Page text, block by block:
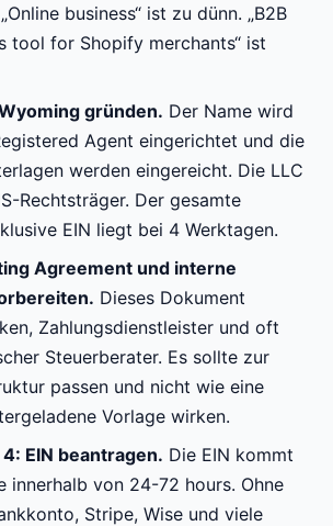
business“ ist zu dünn. „B2B
tool for Shopify merchants“ ist
gründen. Der Name wird
Agent eingerichtet und die
werden eingereicht. Die LLC
Rechtsträger. Der gesamte
EIN liegt bei 4 Werktagen.
Agreement und interne
Dieses Dokument
Zahlungsdienstleister und oft
Steuerberater. Es sollte zur
passen und nicht wie eine
Vorlage wirken.
EIN beantragen. Die EIN kommt
innerhalb von 24-72 hours. Ohne
Stripe, Wise und viele